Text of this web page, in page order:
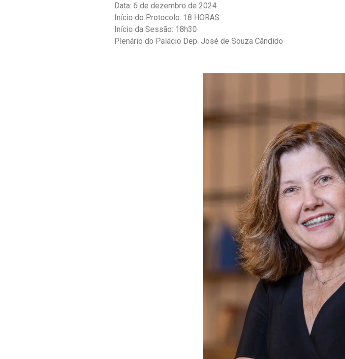
Data: 6 de dezembro de 2024
Início do Protocolo: 18 HORAS
Início da Sessão: 18h30
Plenário do Palácio Dep. José de Souza Cândido